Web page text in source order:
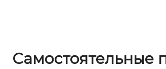
Cамостоятельные